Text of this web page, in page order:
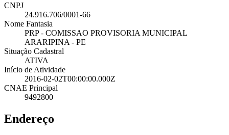
CNPJ
24.916.706/0001-66
Nome Fantasia
PRP - COMISSAO PROVISORIA MUNICIPAL
ARARIPINA - PE
Situação Cadastral
ATIVA
Início de Atividade
2016-02-02T00:00:00.000Z
CNAE Principal
9492800
Endereço